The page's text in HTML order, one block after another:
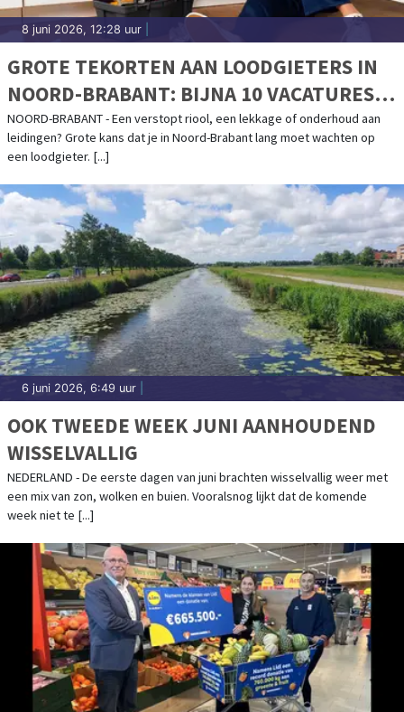
8 juni 2026, 12:28 uur
GROTE TEKORTEN AAN LOODGIETERS IN
NOORD-BRABANT: BIJNA 10 VACATURES
PER WERKZOEKENDE
NOORD-BRABANT - Een verstopt riool, een lekkage of onderhoud aan
leidingen? Grote kans dat je in Noord-Brabant lang moet wachten op
een loodgieter. [...]
6 juni 2026, 6:49 uur
OOK TWEEDE WEEK JUNI AANHOUDEND
WISSELVALLIG
NEDERLAND - De eerste dagen van juni brachten wisselvallig weer met
een mix van zon, wolken en buien. Vooralsnog lijkt dat de komende
week niet te [...]